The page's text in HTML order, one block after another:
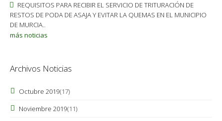
REQUISITOS PARA RECIBIR EL SERVICIO DE TRITURACIÓN DE
RESTOS DE PODA DE ASAJA Y EVITAR LA QUEMAS EN EL MUNICIPIO
DE MURCIA..
más noticias
Archivos Noticias
Octubre 2019(17)
Noviembre 2019(11)